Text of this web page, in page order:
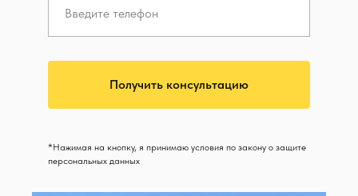
Получить консультацию
*Нажимая на кнопку, я принимаю условия по закону о защите
персональных данных